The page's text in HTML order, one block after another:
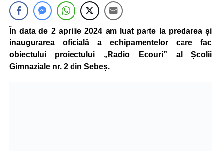
În data de 2 aprilie 2024 am luat parte la predarea și
inaugurarea oficială a echipamentelor care fac
obiectului proiectului „Radio Ecouri” al Școlii
Gimnaziale nr. 2 din Sebeș.